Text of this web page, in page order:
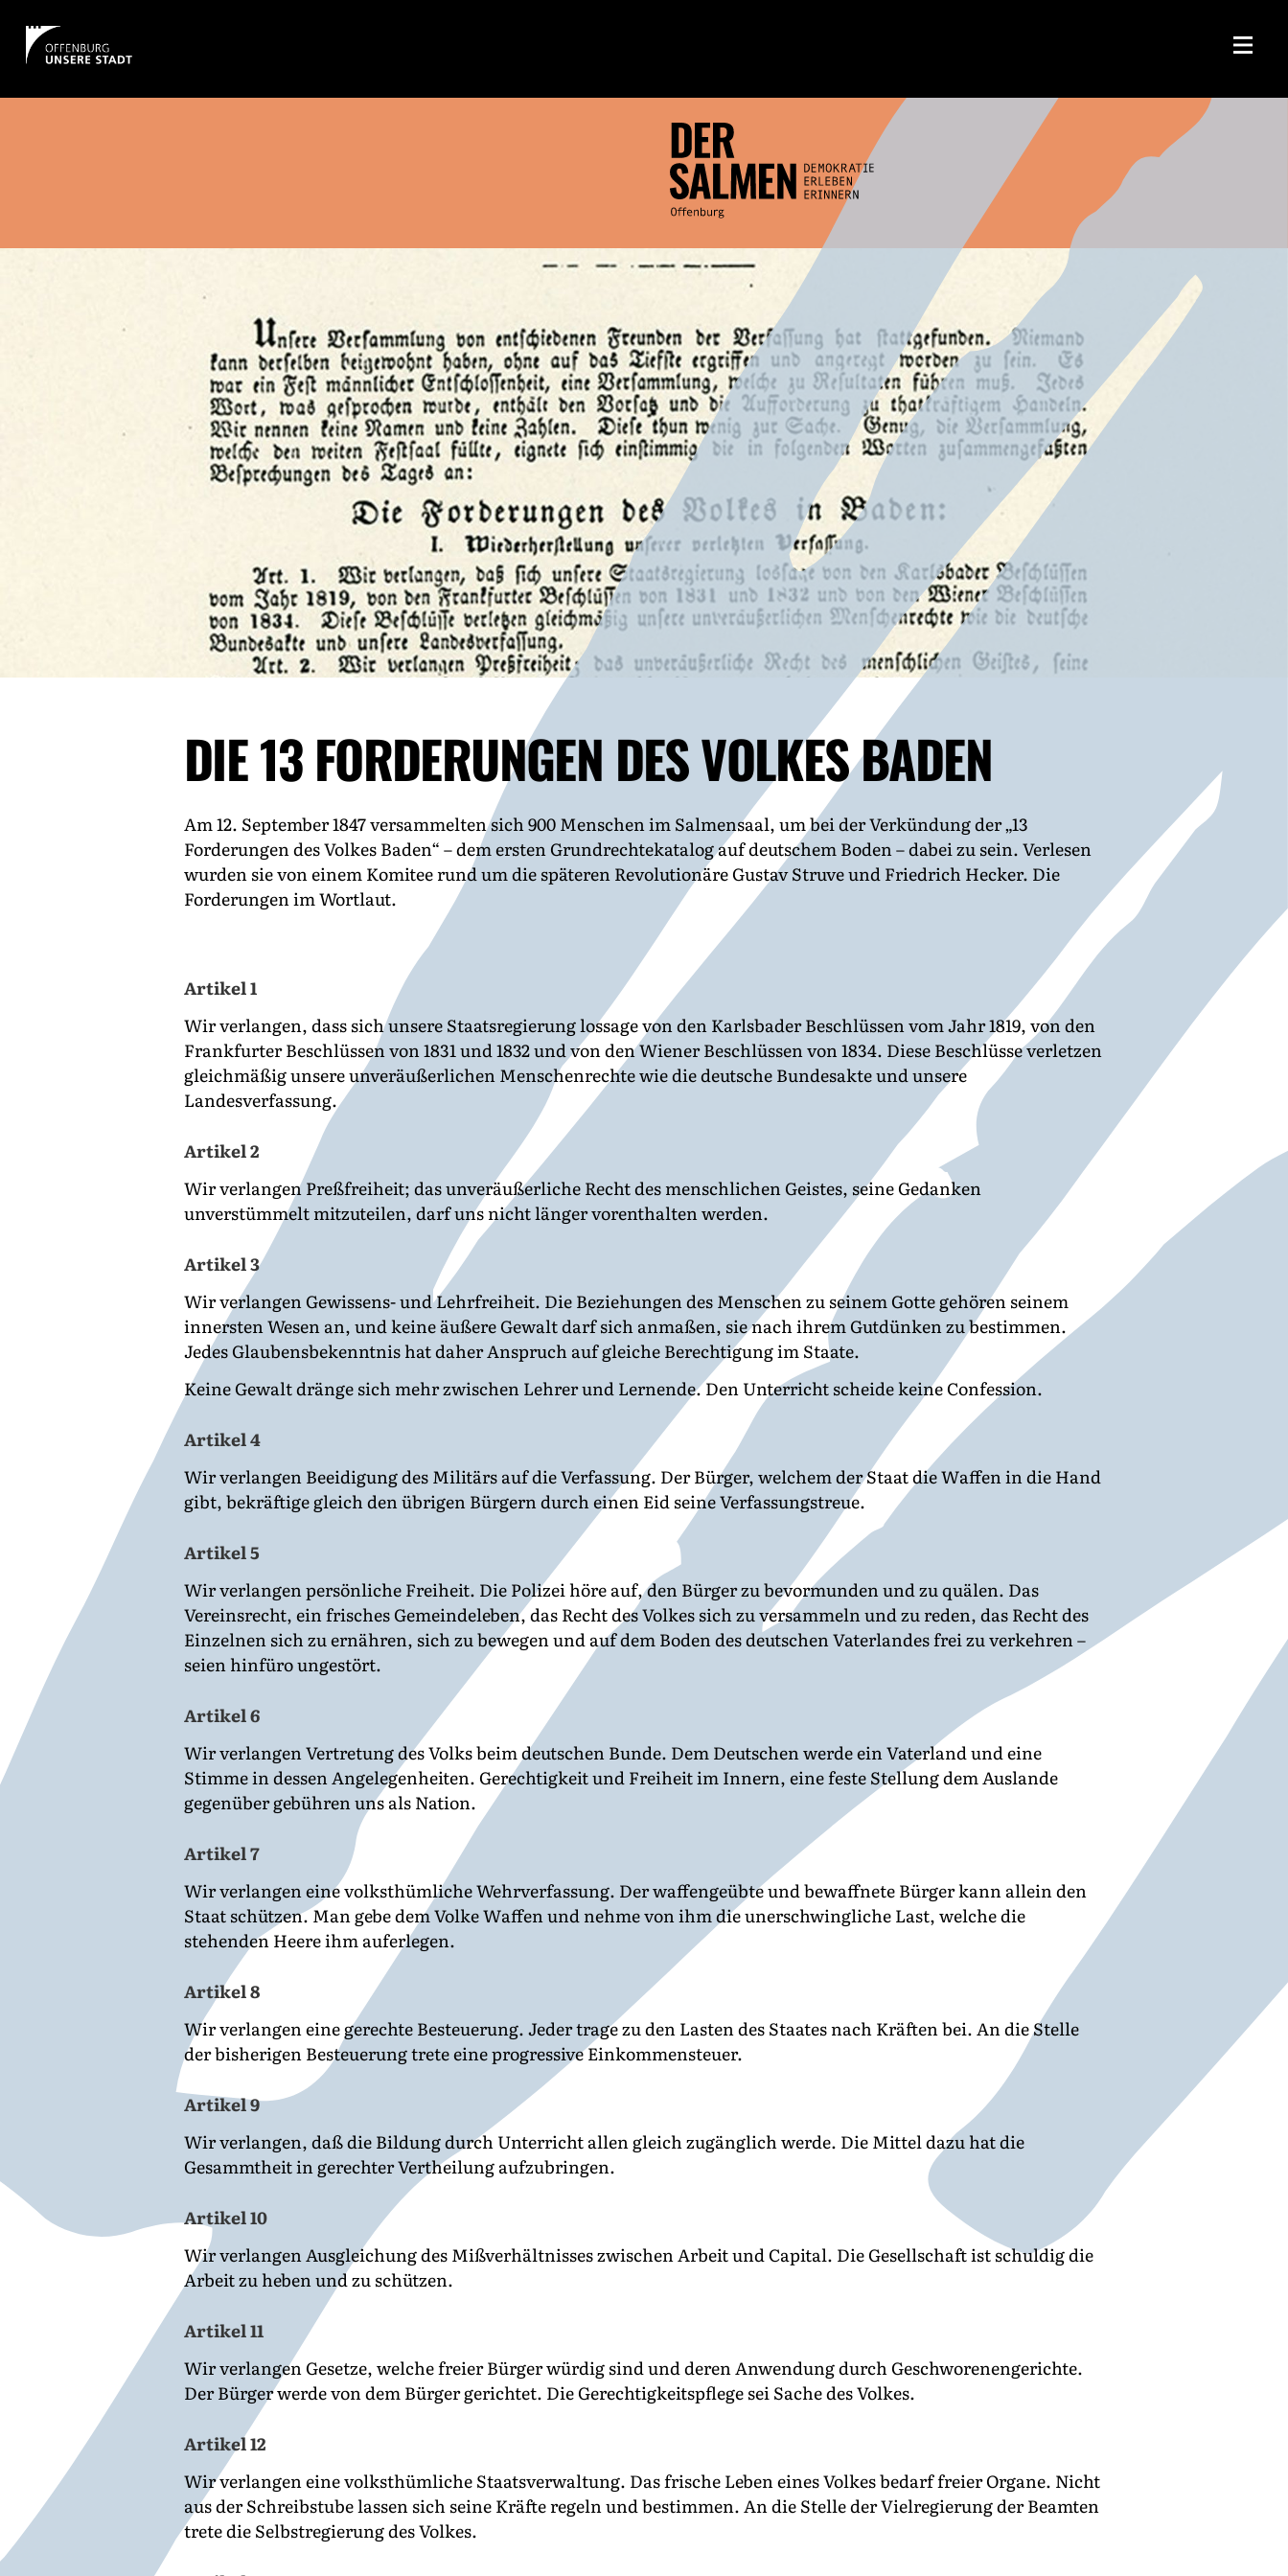
DIE 13 FORDERUNGEN DES VOLKES BADEN
Am 12. September 1847 versammelten sich 900 Menschen im Salmensaal, um bei der Verkündung der „13
Forderungen des Volkes Baden“ – dem ersten Grundrechtekatalog auf deutschem Boden – dabei zu sein. Verlesen
wurden sie von einem Komitee rund um die späteren Revolutionäre Gustav Struve und Friedrich Hecker. Die
Forderungen im Wortlaut.
Artikel 1
Wir verlangen, dass sich unsere Staatsregierung lossage von den Karlsbader Beschlüssen vom Jahr 1819, von den
Frankfurter Beschlüssen von 1831 und 1832 und von den Wiener Beschlüssen von 1834. Diese Beschlüsse verletzen
gleichmäßig unsere unveräußerlichen Menschenrechte wie die deutsche Bundesakte und unsere
Landesverfassung.
Artikel 2
Wir verlangen Preßfreiheit; das unveräußerliche Recht des menschlichen Geistes, seine Gedanken
unverstümmelt mitzuteilen, darf uns nicht länger vorenthalten werden.
Artikel 3
Wir verlangen Gewissens- und Lehrfreiheit. Die Beziehungen des Menschen zu seinem Gotte gehören seinem
innersten Wesen an, und keine äußere Gewalt darf sich anmaßen, sie nach ihrem Gutdünken zu bestimmen.
Jedes Glaubensbekenntnis hat daher Anspruch auf gleiche Berechtigung im Staate.
Keine Gewalt dränge sich mehr zwischen Lehrer und Lernende. Den Unterricht scheide keine Confession.
Artikel 4
Wir verlangen Beeidigung des Militärs auf die Verfassung. Der Bürger, welchem der Staat die Waffen in die Hand
gibt, bekräftige gleich den übrigen Bürgern durch einen Eid seine Verfassungstreue.
Artikel 5
Wir verlangen persönliche Freiheit. Die Polizei höre auf, den Bürger zu bevormunden und zu quälen. Das
Vereinsrecht, ein frisches Gemeindeleben, das Recht des Volkes sich zu versammeln und zu reden, das Recht des
Einzelnen sich zu ernähren, sich zu bewegen und auf dem Boden des deutschen Vaterlandes frei zu verkehren –
seien hinfüro ungestört.
Artikel 6
Wir verlangen Vertretung des Volks beim deutschen Bunde. Dem Deutschen werde ein Vaterland und eine
Stimme in dessen Angelegenheiten. Gerechtigkeit und Freiheit im Innern, eine feste Stellung dem Auslande
gegenüber gebühren uns als Nation.
Artikel 7
Wir verlangen eine volksthümliche Wehrverfassung. Der waffengeübte und bewaffnete Bürger kann allein den
Staat schützen. Man gebe dem Volke Waffen und nehme von ihm die unerschwingliche Last, welche die
stehenden Heere ihm auferlegen.
Artikel 8
Wir verlangen eine gerechte Besteuerung. Jeder trage zu den Lasten des Staates nach Kräften bei. An die Stelle
der bisherigen Besteuerung trete eine progressive Einkommensteuer.
Artikel 9
Wir verlangen, daß die Bildung durch Unterricht allen gleich zugänglich werde. Die Mittel dazu hat die
Gesammtheit in gerechter Vertheilung aufzubringen.
Artikel 10
Wir verlangen Ausgleichung des Mißverhältnisses zwischen Arbeit und Capital. Die Gesellschaft ist schuldig die
Arbeit zu heben und zu schützen.
Artikel 11
Wir verlangen Gesetze, welche freier Bürger würdig sind und deren Anwendung durch Geschworenengerichte.
Der Bürger werde von dem Bürger gerichtet. Die Gerechtigkeitspflege sei Sache des Volkes.
Artikel 12
Wir verlangen eine volksthümliche Staatsverwaltung. Das frische Leben eines Volkes bedarf freier Organe. Nicht
aus der Schreibstube lassen sich seine Kräfte regeln und bestimmen. An die Stelle der Vielregierung der Beamten
trete die Selbstregierung des Volkes.